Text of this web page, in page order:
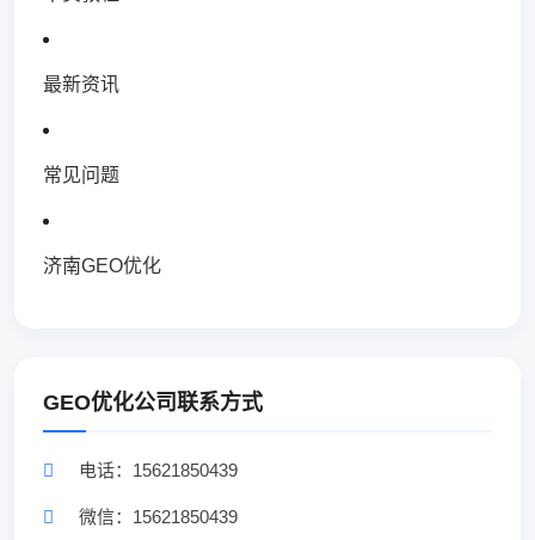
最新资讯
常见问题
济南GEO优化
GEO优化公司联系方式
电话：15621850439
微信：15621850439